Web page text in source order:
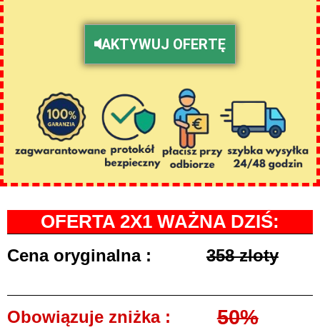
AKTYWUJ OFERTĘ
OFERTA 2X1 WAŻNA DZIŚ:
Cena oryginalna : 358 zloty
Obowiązuje zniżka : 50%